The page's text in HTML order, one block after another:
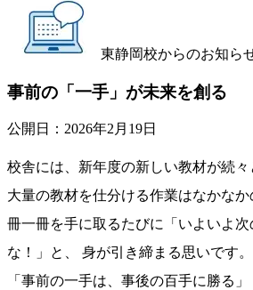
東静岡校からのお知ら
事前の「一手」が未来を創る
公開日： 2026年2月19日
校舎には、新年度の新しい教材が続々
大量の教材を仕分ける作業はなかな
冊一冊を手に取るたびに「いよいよ
な！」と、 身が引き締まる思いです
「事前の一手は、事後の百手に勝る